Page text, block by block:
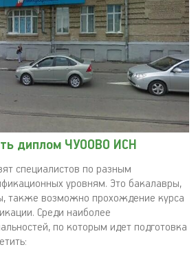
диплом ЧУООВО ИСН
специалистов по разным
уровням. Это бакалавры,
также возможно прохождение курса
Среди наиболее
по которым идет подготовка